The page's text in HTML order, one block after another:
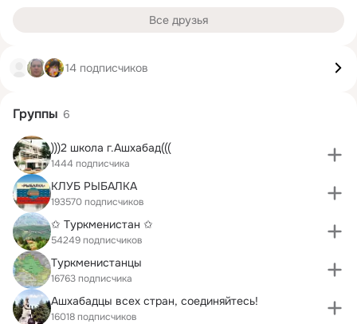
Все друзья
14 подписчиков
Группы 6
)))2 школа г.Ашхабад(((
1444 подписчика
КЛУБ РЫБАЛКА
193570 подписчиков
✩ Туркменистан ✩
54249 подписчиков
Туркменистанцы
16763 подписчика
Ашхабадцы всех стран, соединяйтесь!
16018 подписчиков